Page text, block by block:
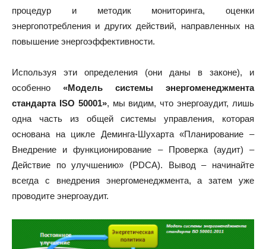
процедур и методик мониторинга, оценки
энергопотребления и других действий, направленных на
повышение энергоэффективности.
Используя эти определения (они даны в законе), и
особенно «Модель системы энергоменеджмента
стандарта ISO 50001», мы видим, что энергоаудит, лишь
одна часть из общей системы управления, которая
основана на цикле Деминга-Шухарта «Планирование –
Внедрение и функционирование – Проверка (аудит) –
Действие по улучшению» (PDCA). Вывод – начинайте
всегда с внедрения энергоменеджмента, а затем уже
проводите энергоаудит.